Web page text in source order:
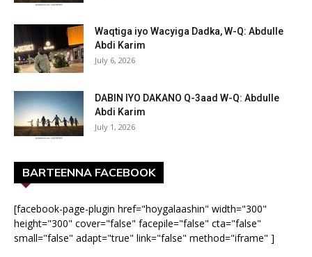
Waqtiga iyo Wacyiga Dadka, W-Q: Abdulle
Abdi Karim
July 6, 2026
DABIN IYO DAKANO Q-3aad W-Q: Abdulle
Abdi Karim
July 1, 2026
BARTEENNA FACEBOOK
[facebook-page-plugin href="hoygalaashin" width="300"
height="300" cover="false" facepile="false" cta="false"
small="false" adapt="true" link="false" method="iframe" ]